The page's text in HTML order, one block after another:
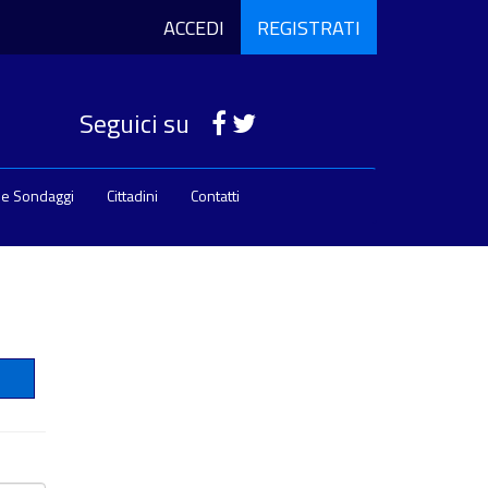
ACCEDI REGISTRATI
Seguici su
Sondaggi Cittadini Contatti